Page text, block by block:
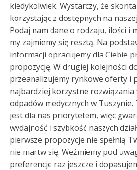
kiedykolwiek. Wystarczy, że
korzystając z dostępnych na
Podaj nam dane o rodzaju, ilości i
my zajmiemy się resztą. Na
informacji opracujemy dla Ciebie
propozycję. W drugiej kolejności
przeanalizujemy rynkowe oferty i
najbardziej korzystne rozwiązania
odpadów medycznych w
jest dla nas priorytetem, więc
wydajność i szybkość naszych
pierwsze propozycje nie spełnią
nie martw się. Weźmiemy pod
preferencje raz jeszcze i